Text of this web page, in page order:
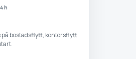
h
på bostadsflytt, kontorsflytt